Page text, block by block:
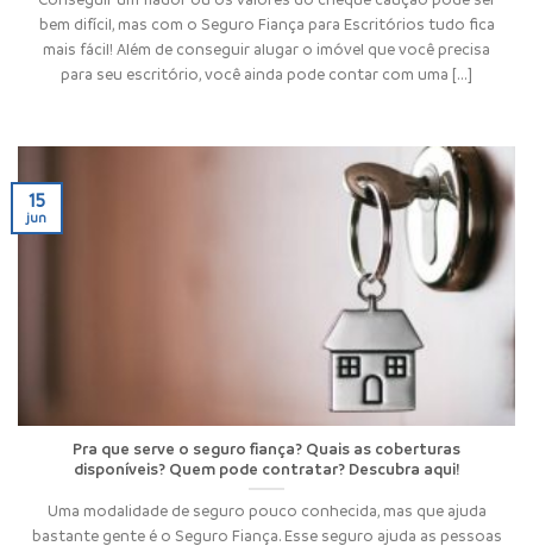
bem difícil, mas com o Seguro Fiança para Escritórios tudo fica
mais fácil! Além de conseguir alugar o imóvel que você precisa
para seu escritório, você ainda pode contar com uma [...]
Pra que serve o seguro fiança? Quais as coberturas
disponíveis? Quem pode contratar? Descubra aqui!
Uma modalidade de seguro pouco conhecida, mas que ajuda
bastante gente é o Seguro Fiança. Esse seguro ajuda as pessoas
15
jun